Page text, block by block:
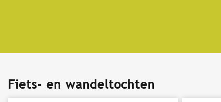
Fiets- en wandeltochten